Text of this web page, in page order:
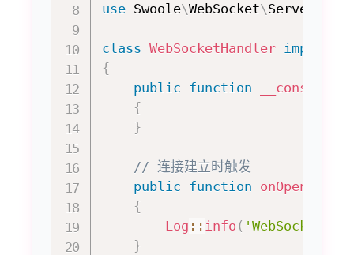
use Swoole\WebSocket\Server
class WebSocketHandler
{
public function __construct
{
}
// 连接建立时触发
public function onOpen
{
Log :: info ( 'WebSocket 连
}